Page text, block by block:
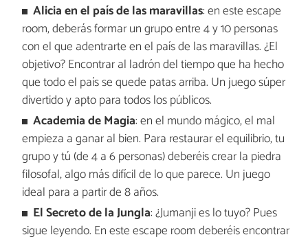
Alicia en el país de las maravillas: en este escape
room, deberás formar un grupo entre 4 y 10 personas
con el que adentrarte en el país de las maravillas. ¿El
objetivo? Encontrar al ladrón del tiempo que ha hecho
que todo el país se quede patas arriba. Un juego súper
divertido y apto para todos los públicos.
Academia de Magia: en el mundo mágico, el mal
empieza a ganar al bien. Para restaurar el equilibrio, tu
grupo y tú (de 4 a 6 personas) deberéis crear la piedra
filosofal, algo más difícil de lo que parece. Un juego
ideal para a partir de 8 años.
El Secreto de la Jungla: ¿Jumanji es lo tuyo? Pues
sigue leyendo. En este escape room deberéis encontrar